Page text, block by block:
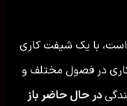
است، با یک شیفت کاری
در فصول مختلف و
در حال حاضر باز